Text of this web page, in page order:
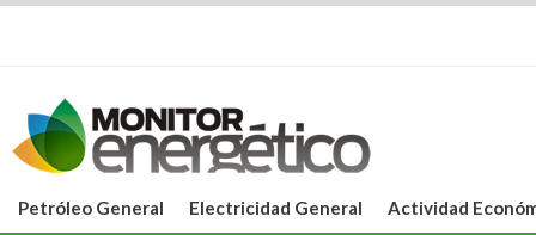
Petróleo General Electricidad General Actividad